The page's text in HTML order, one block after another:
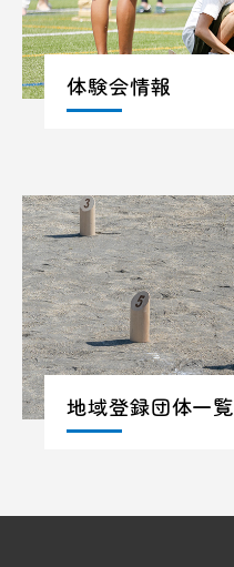
体験会情報
地域登録団体一覧